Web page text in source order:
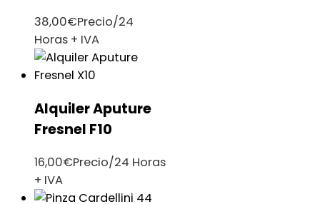
38,00€Precio/24
Horas + IVA
Alquiler Aputure
Fresnel F10
16,00€Precio/24 Horas
+ IVA